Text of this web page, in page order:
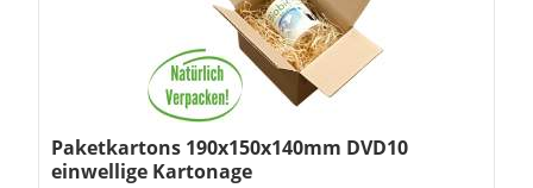
Paketkartons 190x150x140mm DVD10
einwellige Kartonage